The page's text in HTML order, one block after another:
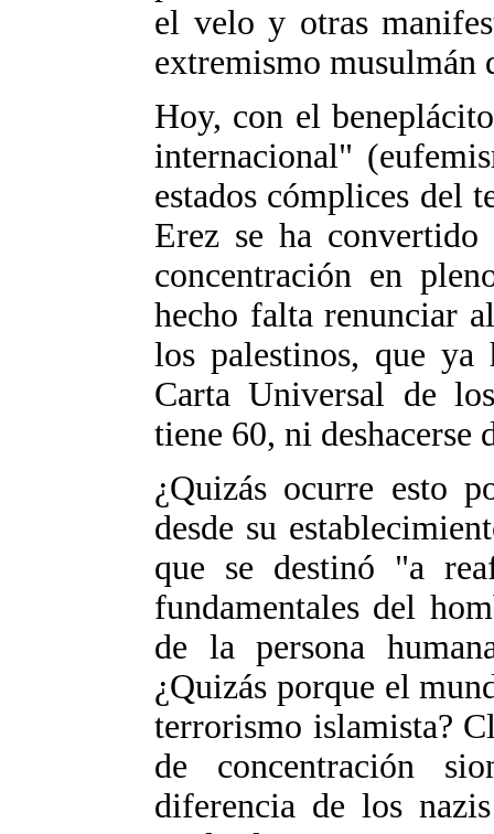
el velo y otras
extremismo musulmán
Hoy, con el
internacional"
estados cómplices del
Erez se ha
concentración en
hecho falta renunciar
los palestinos, que
Carta Universal de
tiene 60, ni deshacerse
¿Quizás ocurre esto
desde su
que se destinó "a
fundamentales del
de la persona
¿Quizás porque el
terrorismo islamista?
de concentración
diferencia de los